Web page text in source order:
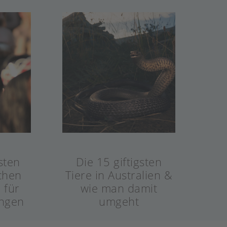
für
Die 15 giftigsten
Tiere in Australien &
wie man damit
umgeht